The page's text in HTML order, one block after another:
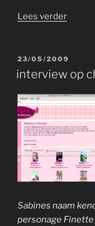
Lees verder
GEPLAATST
OP
23/05/2009
interview op
Sabines naam
personage